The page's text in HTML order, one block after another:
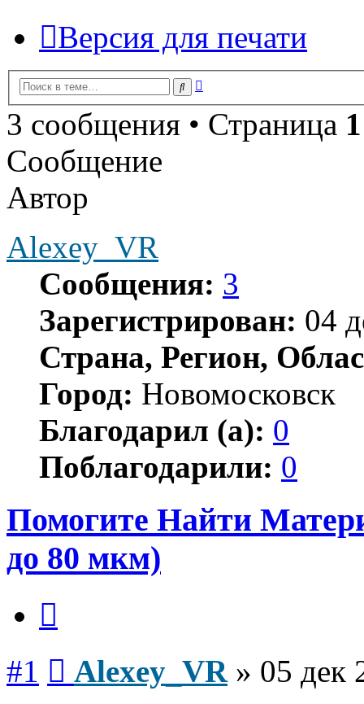
Версия для печати
Поиск
3 сообщения • Страница 1
Сообщение
Автор
Alexey_VR
Сообщения: 3
Зарегистрирован: 04
Страна, Регион,
Город: Новомосковск
Благодарил (а): 0
Поблагодарили: 0
Помогите Найти
до 80 мкм)
#1 Alexey_VR» 05 дек